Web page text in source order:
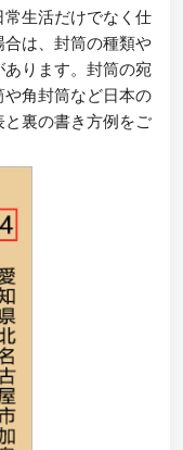
生活だけでなく仕
は、封筒の種類や
ります。封筒の宛
角封筒など日本の
裏の書き方例をご